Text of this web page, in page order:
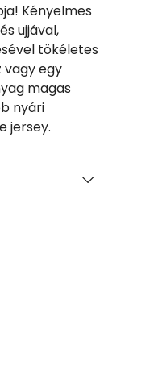
Kényelmes
ujjával,
tökéletes
vagy egy
magas
nyári
jersey.